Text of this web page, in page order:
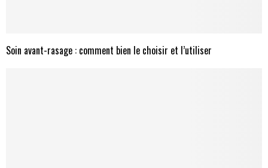
Soin avant-rasage : comment bien le choisir et l’utiliser